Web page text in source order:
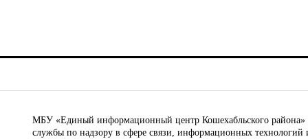
МБУ «Единый информационный центр Кошехабльского района»
службы по надзору в сфере связи, информационных